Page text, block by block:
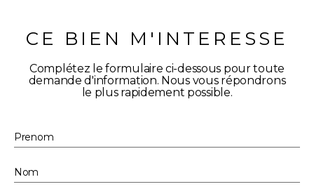
CE BIEN M'INTERESSE
Complétez le formulaire ci-dessous pour toute
demande d'information. Nous vous répondrons
le plus rapidement possible.